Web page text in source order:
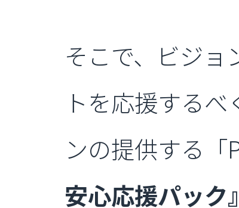
そこで、ビジョ
トを応援するべ
ンの提供する「
安心応援パック』